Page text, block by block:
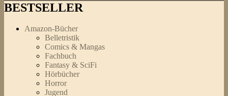
BESTSELLER
Amazon-Bücher
Belletristik
Comics & Mangas
Fachbuch
Fantasy & SciFi
Hörbücher
Horror
Jugend